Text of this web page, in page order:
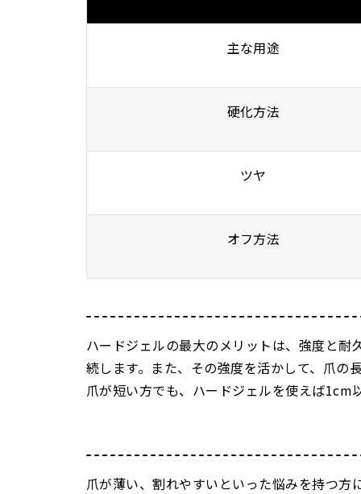
主な用途
硬化方法
ツヤ
オフ方法
ハードジェルの最大のメリットは、強度と
続します。また、その強度を活かして、爪の
爪が短い方でも、ハードジェルを使えば1cm
爪が薄い、割れやすいといった悩みを持つ方